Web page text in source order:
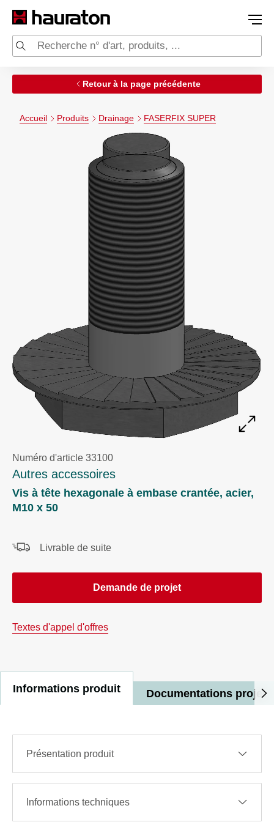
Retour à la page précédente
Accueil Produits Drainage FASERFIX SUPER
Numéro d'article 33100
Autres accessoires
Vis à tête hexagonale à embase crantée, acier,
M10 x 50
Livrable de suite
Demande de projet
Textes d'appel d'offres
Informations produit Documentations projet
Présentation produit
Informations techniques